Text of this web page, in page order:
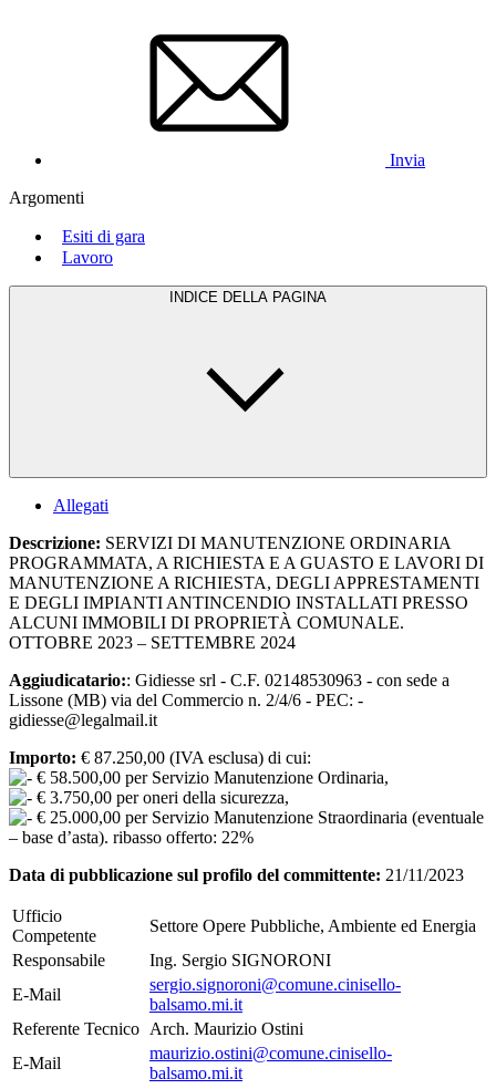
Invia
Argomenti
Esiti di gara
Lavoro
INDICE DELLA PAGINA
Allegati
Descrizione: SERVIZI DI MANUTENZIONE ORDINARIA
PROGRAMMATA, A RICHIESTA E A GUASTO E LAVORI DI
MANUTENZIONE A RICHIESTA, DEGLI APPRESTAMENTI
E DEGLI IMPIANTI ANTINCENDIO INSTALLATI PRESSO
ALCUNI IMMOBILI DI PROPRIETÀ COMUNALE.
OTTOBRE 2023 – SETTEMBRE 2024
Aggiudicatario:: Gidiesse srl - C.F. 02148530963 - con sede a
Lissone (MB) via del Commercio n. 2/4/6 - PEC: -
gidiesse@legalmail.it
Importo: € 87.250,00 (IVA esclusa) di cui:
€ 58.500,00 per Servizio Manutenzione Ordinaria,
€ 3.750,00 per oneri della sicurezza,
€ 25.000,00 per Servizio Manutenzione Straordinaria (eventuale
– base d’asta). ribasso offerto: 22%
Data di pubblicazione sul profilo del committente: 21/11/2023
Ufficio
Competente
Settore Opere Pubbliche, Ambiente ed Energia
Responsabile
Ing. Sergio SIGNORONI
E-Mail
sergio.signoroni@comune.cinisello-
balsamo.mi.it
Referente Tecnico Arch. Maurizio Ostini
E-Mail
maurizio.ostini@comune.cinisello-
balsamo.mi.it